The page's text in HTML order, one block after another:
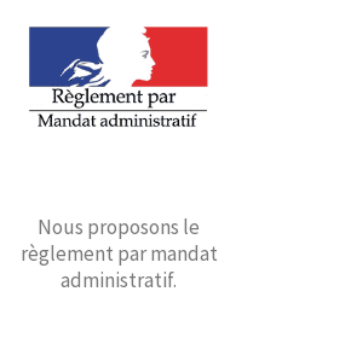
Nous proposons le
règlement par mandat
administratif.